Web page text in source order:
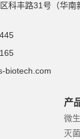
科丰路31号（华南
biotech.com
产
微
灭